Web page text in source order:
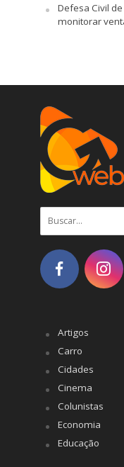
Defesa Civil
monitorar
Artigos
Carro
Cidades
Cinema
Colunistas
Economia
Educação